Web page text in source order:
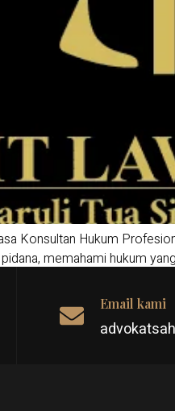
Konsultan Hukum
memahami hukum
menjadi pilihan
Email kami